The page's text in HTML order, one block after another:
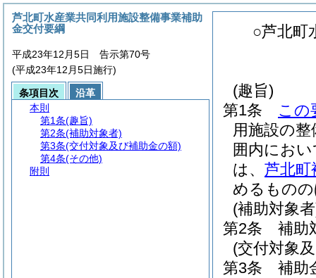
○芦北町
(趣旨)
第1条
この
用施設の
囲内にお
は、 芦北町
めるもの
(補助対象
第2条
補助
(交付対象
第3条
補助
芦北町水産業共同利用施設整備事業補助
金交付要綱
平成23年12月5日 告示第70号
(平成23年12月5日施行)
条項目次
沿革
本則
第1条(趣旨)
第2条(補助対象者)
第3条(交付対象及び補助金の額)
第4条(その他)
附則